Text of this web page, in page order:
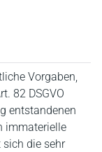
Vorgaben,
82 DSGVO
entstandenen
immaterielle
die sehr